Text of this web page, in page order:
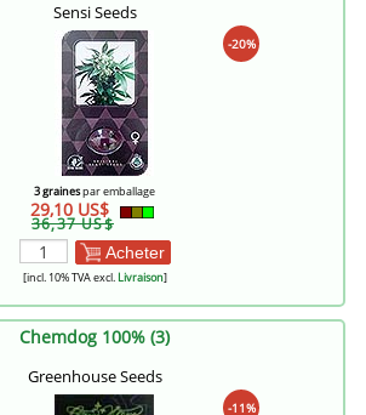
Sensi Seeds
-20%
3 grainespar emballage
29,10 US$
36,37 US$
Acheter
[incl. 10% TVA excl.Livraison]
Chemdog 100% (3)
Greenhouse Seeds
-11%